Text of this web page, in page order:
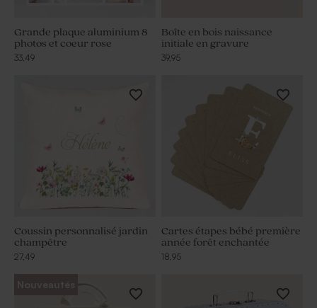
Grande plaque aluminium 8
photos et coeur rose
33,49
Boîte en bois naissance
initiale en gravure
39,95
Coussin personnalisé jardin
champêtre
27,49
Cartes étapes bébé première
année forêt enchantée
18,95
Nouveautés